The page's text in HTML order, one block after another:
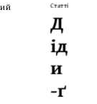
Статті
Д
ід
и
-ґ